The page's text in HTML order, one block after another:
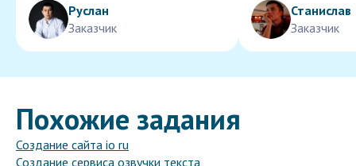
Руслан
Заказчик
Станислав
Заказчик
Похожие задания
Создание сайта io ru
Создание сервиса озвучки текста